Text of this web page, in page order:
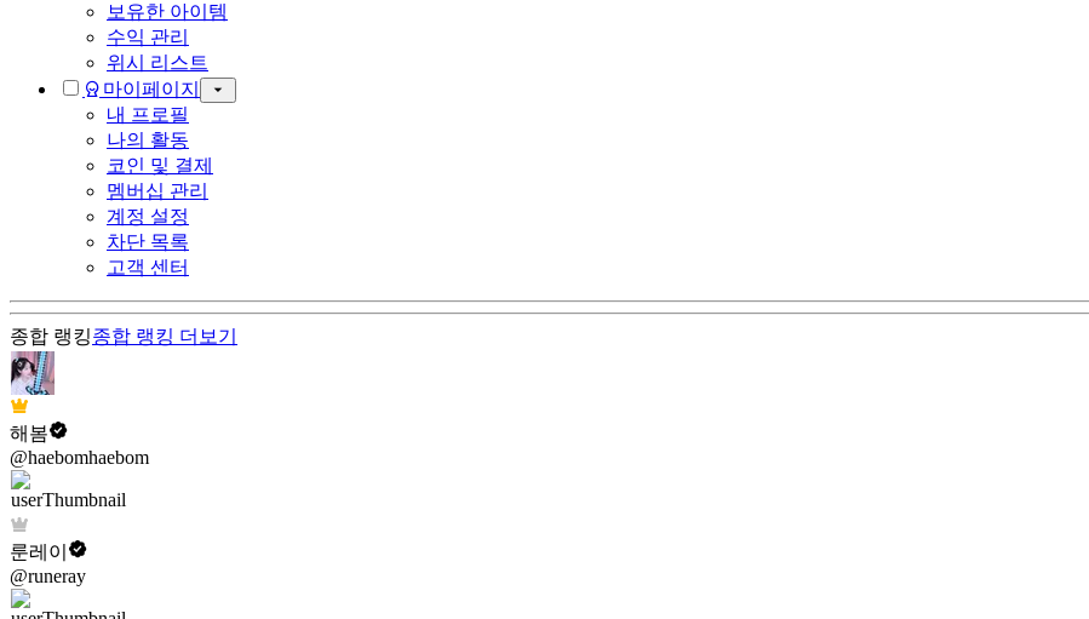
보유한 아이템
수익 관리
위시 리스트
마이페이지
내 프로필
나의 활동
코인 및 결제
멤버십 관리
계정 설정
차단 목록
고객 센터
종합 랭킹종합 랭킹 더보기
해봄
@haebomhaebom
룬레이
@runeray